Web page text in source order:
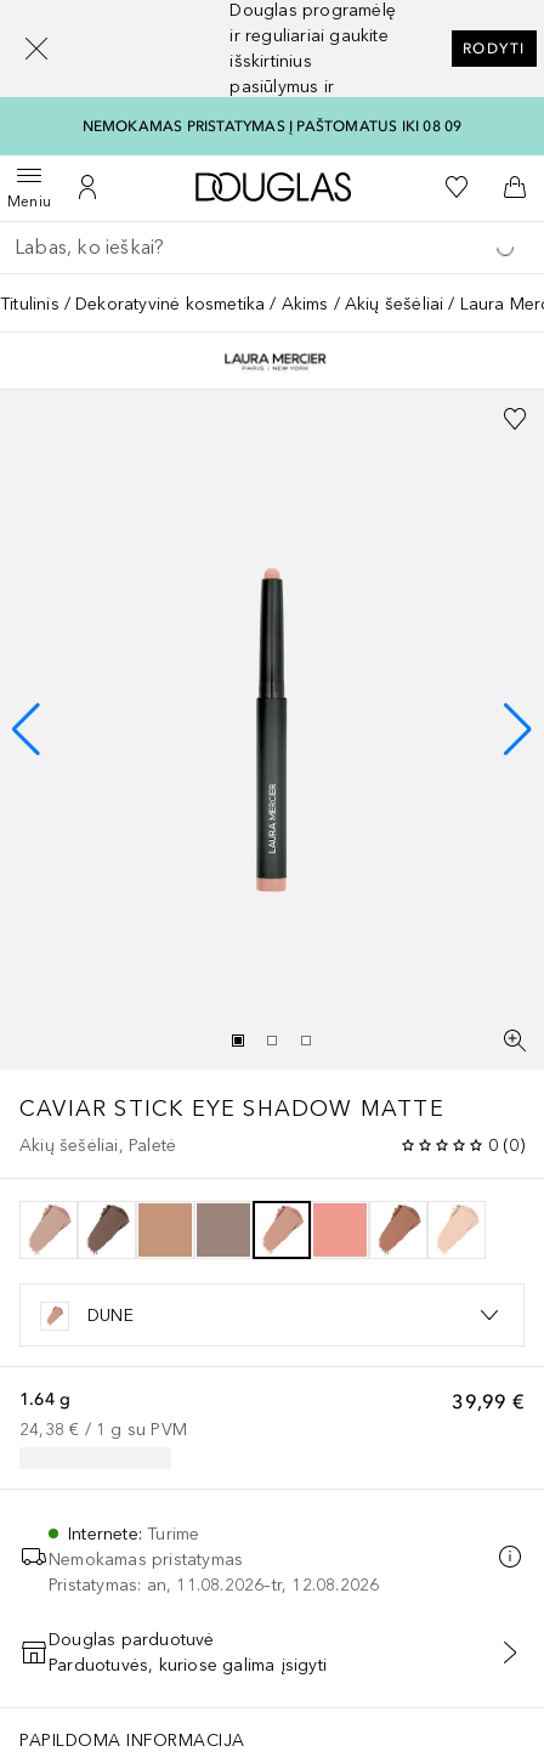
Douglas programėlę
ir reguliariai gaukite
išskirtinius
pasiūlymus ir
RODYTI
NEMOKAMAS PRISTATYMAS Į PAŠTOMATUS IKI 08 09
MeniuAtidaryti meniuĮ mano paskyrą
Į Douglas pagrindinį
Į mano
Į
Grįžk atgal
Vykdykite paiešką
Titulinis Dekoratyvinė kosmetika Akims Akių šešėliai Laura
CAVIAR STICK EYE SHADOW MATTE
Akių šešėliai, Paletė 0 (0)
DUNE
39,99 €
1.64 g
24,38 € / 1 g su PVM
Internete:Turime
Nemokamas pristatymas
Pristatymas: an, 11.08.2026–tr, 12.08.2026
PRIDĖTI Į KREPŠELĮ
Douglas parduotuvė
Parduotuvės, kuriose galima įsigyti
PAPILDOMA INFORMACIJA
[navigation.slideout.screenreader]